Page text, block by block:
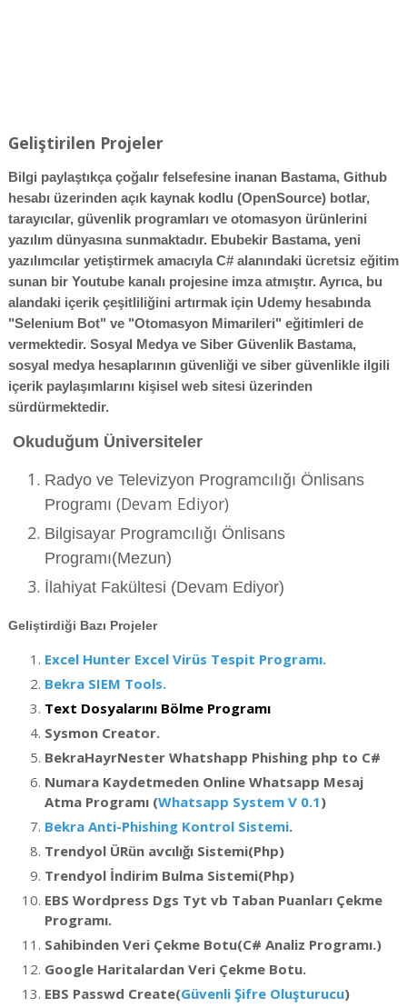
Geliştirilen Projeler
Bilgi paylaştıkça çoğalır felsefesine inanan Bastama, Github
hesabı üzerinden açık kaynak kodlu (OpenSource) botlar,
tarayıcılar, güvenlik programları ve otomasyon ürünlerini
yazılım dünyasına sunmaktadır. Ebubekir Bastama, yeni
yazılımcılar yetiştirmek amacıyla C# alanındaki ücretsiz eğitim
sunan bir Youtube kanalı projesine imza atmıştır. Ayrıca, bu
alandaki içerik çeşitliliğini artırmak için Udemy hesabında
"Selenium Bot" ve "Otomasyon Mimarileri" eğitimleri de
vermektedir. Sosyal Medya ve Siber Güvenlik Bastama,
sosyal medya hesaplarının güvenliği ve siber güvenlikle ilgili
içerik paylaşımlarını kişisel web sitesi üzerinden
sürdürmektedir.
Okuduğum Üniversiteler
Radyo ve Televizyon Programcılığı Önlisans
Programı (Devam Ediyor)
Bilgisayar Programcılığı Önlisans
Programı(Mezun)
İlahiyat Fakültesi (Devam Ediyor)
Geliştirdiği Bazı Projeler
Excel Hunter Excel Virüs Tespit Programı.
Bekra SIEM Tools.
Text Dosyalarını Bölme Programı
Sysmon Creator.
BekraHayrNester Whatshapp Phishing php to C#
Numara Kaydetmeden Online Whatsapp Mesaj
Atma Programı (Whatsapp System V 0.1)
Bekra Anti-Phishing Kontrol Sistemi.
Trendyol ÜRün avcılığı Sistemi(Php)
Trendyol İndirim Bulma Sistemi(Php)
EBS Wordpress Dgs Tyt vb Taban Puanları Çekme
Programı.
Sahibinden Veri Çekme Botu(C# Analiz Programı.)
Google Haritalardan Veri Çekme Botu.
EBS Passwd Create(Güvenli Şifre Oluşturucu)